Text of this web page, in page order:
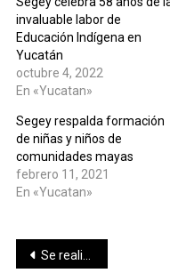
invaluable labor de
Educación Indígena en
Yucatán
octubre 4, 2022
En «Yucatan»
Segey respalda formación
de niñas y niños de
comunidades mayas
febrero 11, 2021
En «Yucatan»
Navegación
Se realiza reunión regional sureste del Sinade